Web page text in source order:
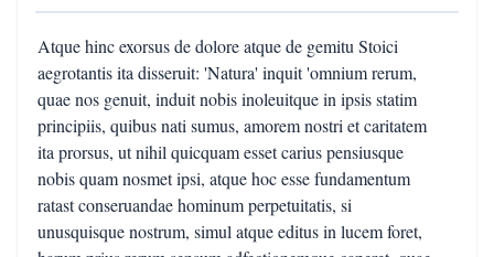
Atque hinc exorsus de dolore atque de gemitu Stoici
aegrotantis ita disseruit: 'Natura' inquit 'omnium rerum,
quae nos genuit, induit nobis inoleuitque in ipsis statim
principiis, quibus nati sumus, amorem nostri et caritatem
ita prorsus, ut nihil quicquam esset carius pensiusque
nobis quam nosmet ipsi, atque hoc esse fundamentum
ratast conseruandae hominum perpetuitatis, si
unusquisque nostrum, simul atque editus in lucem foret,